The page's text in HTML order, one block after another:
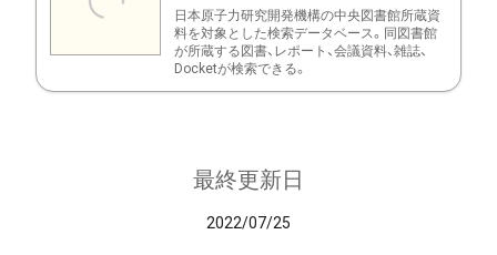
日本原子力研究開発機構の中央図書館所蔵資
料を対象とした検索データベース。同図書館
が所蔵する図書、レポート、会議資料、雑誌、
Docketが検索できる。
最終更新日
2022/07/25